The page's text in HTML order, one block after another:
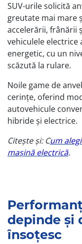
SUV-urile solicită
greutate mai mare
accelerării, frânării
vehiculele electrice
energetic, cu un
scăzută la rulare.
Noile game de
cerințe, oferind
autovehicule
hibride și electrice.
Citește și: Cum
mașină electrică.
depinde și
însoțesc